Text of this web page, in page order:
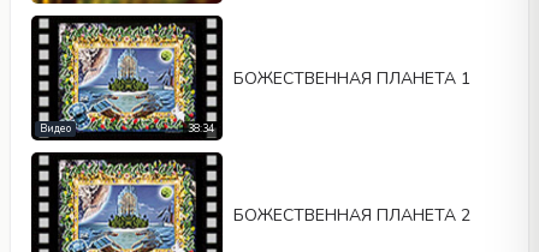
38:34
Видео
БОЖЕСТВЕННАЯ ПЛАНЕТА 1
БОЖЕСТВЕННАЯ ПЛАНЕТА 2